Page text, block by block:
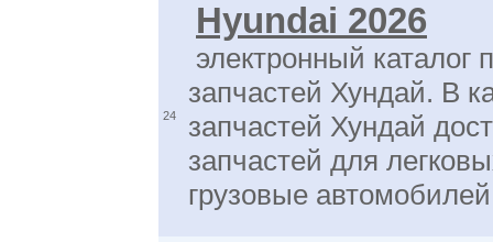
24
Hyundai 2026
электронный каталог
запчастей Хундай. В
запчастей Хундай
запчастей для
грузовые